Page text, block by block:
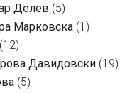
Делев (5)
Марковска (1)
(12)
Давидовски (19)
(5)